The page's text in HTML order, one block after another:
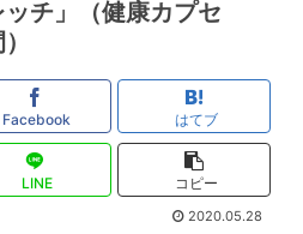
チ」（健康カプセ
Facebook はてブ
LINE コピー
2020.05.28